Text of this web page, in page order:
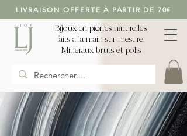
LIVRAISON OFFERTE À PARTIR DE 70€
Bijoux en pierres naturelles
faits à la main sur mesure,
Minéraux bruts et polis